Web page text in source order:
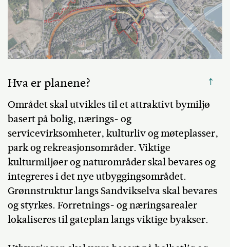
↑
Hva er planene?
Området skal utvikles til et attraktivt bymiljø
basert på bolig, nærings- og
servicevirksomheter, kulturliv og møteplasser,
park og rekreasjonsområder. Viktige
kulturmiljøer og naturområder skal bevares og
integreres i det nye utbyggingsområdet.
Grønnstruktur langs Sandvikselva skal bevares
og styrkes. Forretnings- og næringsarealer
lokaliseres til gateplan langs viktige byakser.